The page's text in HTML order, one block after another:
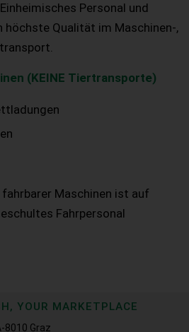
Personal und
höchste Qualität im Maschinen-,
(KEINE Tiertransporte)
fahrbarer Maschinen ist auf
Fahrpersonal
YOUR MARKETPLACE
8010 Graz